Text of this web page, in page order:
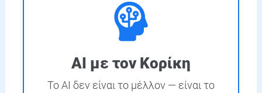
AI με τον Κορίκη
Το AI δεν είναι το μέλλον — είναι το